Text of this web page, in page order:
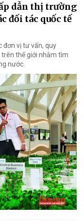
dẫn thị trường
đối tác quốc tế
đơn vị tư vấn, quy
trên thế giới nhằm tìm
nước.